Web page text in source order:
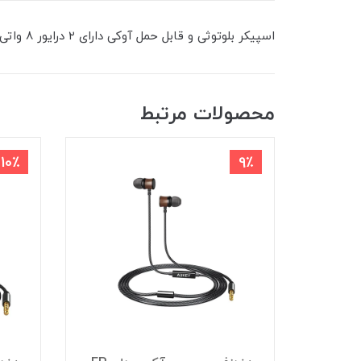
اسپیکر بلوتوثی و قابل حمل آوکی دارای ۲ درایور 8 واتی ونشانگر LED . محدوده پشتیبانی از بلوتوث: ۱۰ متر و همپنین قابلیت مدیریت مکالمات . شدت جریان ورودی: ۵ ولت
محصولات مرتبط
9٪ 10٪